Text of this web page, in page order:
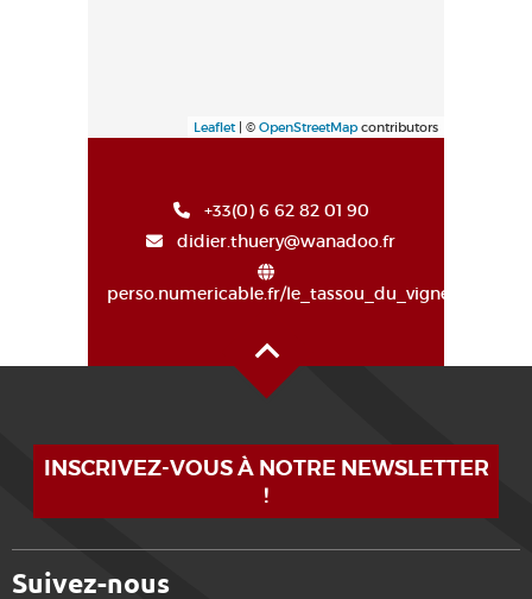
Leaflet| © OpenStreetMap contributors
+33(0) 6 62 82 01 90
didier.thuery@wanadoo.fr
perso.numericable.fr/le_tassou_du_vigneron/
INSCRIVEZ-VOUS À NOTRE NEWSLETTER
!
Suivez-nous